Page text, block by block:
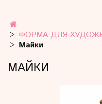
ФОРМА ДЛЯ
Майки
МАЙКИ